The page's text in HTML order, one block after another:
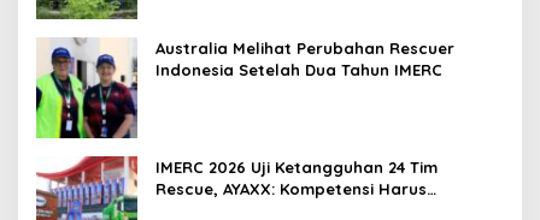
Australia Melihat Perubahan Rescuer
Indonesia Setelah Dua Tahun IMERC
IMERC 2026 Uji Ketangguhan 24 Tim
Rescue, AYAXX: Kompetensi Harus